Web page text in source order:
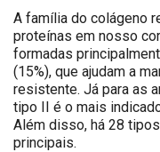
A família do colágeno
proteínas em nosso
formadas
(15%), que ajudam a
resistente. Já para as
tipo II é o mais
Além disso, há 28
principais.